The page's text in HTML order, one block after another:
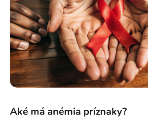
Aké má anémia príznaky?